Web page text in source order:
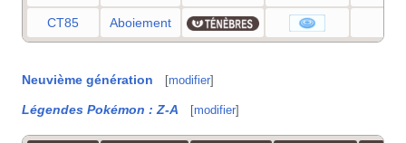
CT85 Aboiement
Neuvième génération [modifier]
Légendes Pokémon : Z-A [modifier]